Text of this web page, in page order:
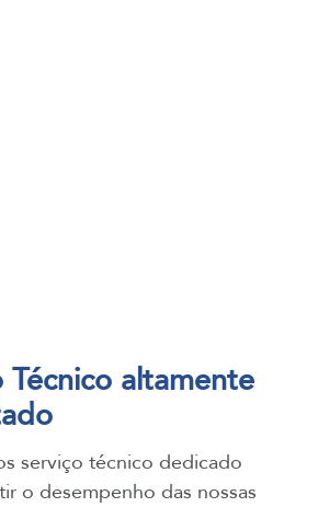
Técnico altamente
serviço técnico dedicado
o desempenho das nossas